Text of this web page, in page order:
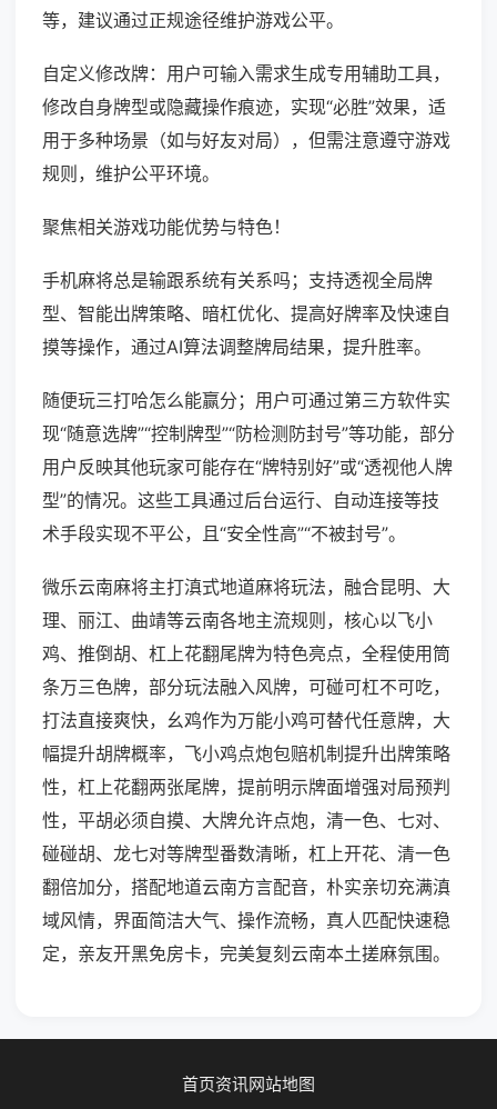
等，建议通过正规途径维护游戏公平。
自定义修改牌：用户可输入需求生成专用辅助工具，
修改自身牌型或隐藏操作痕迹，实现“必胜”效果，适
用于多种场景（如与好友对局），但需注意遵守游戏
规则，维护公平环境。
聚焦相关游戏功能优势与特色！
手机麻将总是输跟系统有关系吗；支持透视全局牌
型、智能出牌策略、暗杠优化、提高好牌率及快速自
摸等操作，通过AI算法调整牌局结果，提升胜率。
随便玩三打哈怎么能赢分；用户可通过第三方软件实
现“随意选牌”“控制牌型”“防检测防封号”等功能，部分
用户反映其他玩家可能存在“牌特别好”或“透视他人牌
型”的情况。这些工具通过后台运行、自动连接等技
术手段实现不平公，且“安全性高”“不被封号”。
微乐云南麻将主打滇式地道麻将玩法，融合昆明、大
理、丽江、曲靖等云南各地主流规则，核心以飞小
鸡、推倒胡、杠上花翻尾牌为特色亮点，全程使用筒
条万三色牌，部分玩法融入风牌，可碰可杠不可吃，
打法直接爽快，幺鸡作为万能小鸡可替代任意牌，大
幅提升胡牌概率，飞小鸡点炮包赔机制提升出牌策略
性，杠上花翻两张尾牌，提前明示牌面增强对局预判
性，平胡必须自摸、大牌允许点炮，清一色、七对、
碰碰胡、龙七对等牌型番数清晰，杠上开花、清一色
翻倍加分，搭配地道云南方言配音，朴实亲切充满滇
域风情，界面简洁大气、操作流畅，真人匹配快速稳
定，亲友开黑免房卡，完美复刻云南本土搓麻氛围。
首页资讯网站地图